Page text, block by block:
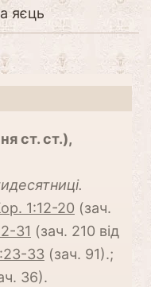
яєць
ст. ст.),
1:12-20 (зач.
31 (зач. 210 від
33 (зач. 91).;
36).